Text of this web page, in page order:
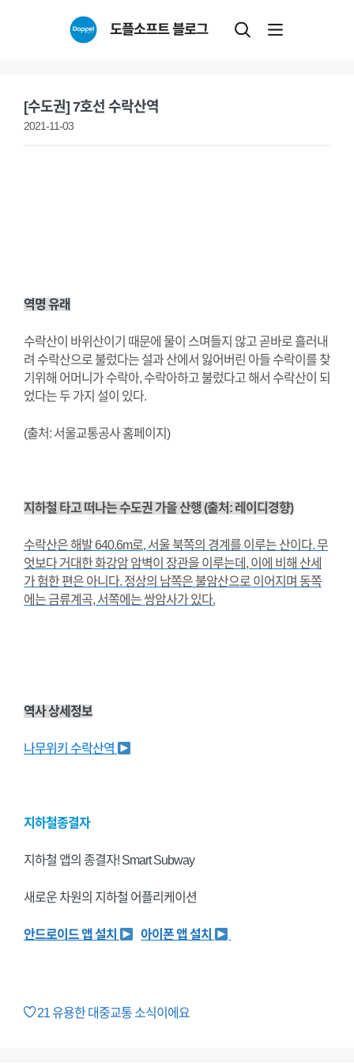
도플소프트 블로그
[수도권] 7호선 수락산역
2021-11-03
역명 유래
수락산이 바위산이기 때문에 물이 스며들지 않고 곧바로 흘러내
려 수락산으로 불렀다는 설과 산에서 잃어버린 아들 수락이를 찾
기위해 어머니가 수락아, 수락아하고 불렀다고 해서 수락산이 되
었다는 두 가지 설이 있다.
(출처: 서울교통공사 홈페이지)
지하철 타고 떠나는 수도권 가을 산행 (출처: 레이디경향)
수락산은 해발 640.6m로, 서울 북쪽의 경계를 이루는 산이다. 무
엇보다 거대한 화강암 암벽이 장관을 이루는데, 이에 비해 산세
가 험한 편은 아니다. 정상의 남쪽은 불암산으로 이어지며 동쪽
에는 금류계곡, 서쪽에는 쌍암사가 있다.
역사 상세정보
나무위키 수락산역
지하철종결자
지하철 앱의 종결자! Smart Subway
새로운 차원의 지하철 어플리케이션
안드로이드 앱 설치 아이폰 앱 설치
21유용한 대중교통 소식이에요